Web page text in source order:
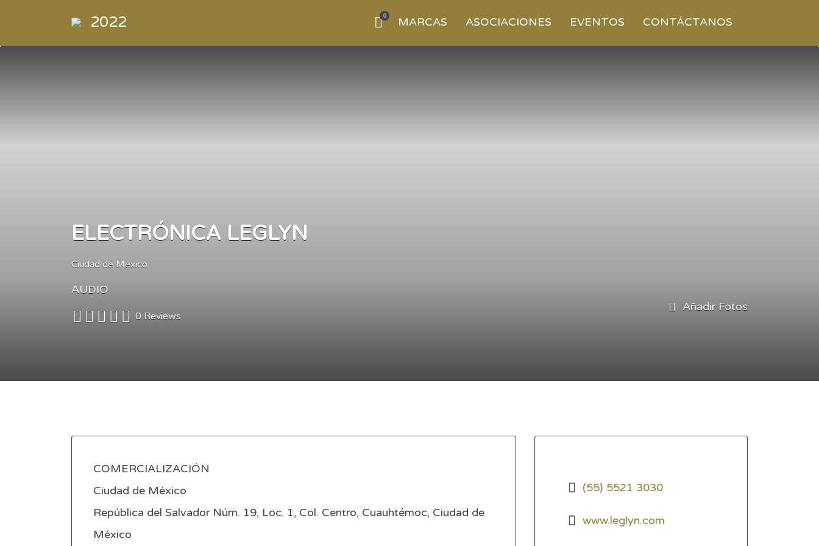
2022 0 MARCAS ASOCIACIONES EVENTOS CONTÁCTANOS
Buscar
por:
ELECTRÓNICA LEGLYN
Ciudad de México
AUDIO
0 Reviews
Añadir Fotos
COMERCIALIZACIÓN
Ciudad de México
República del Salvador Núm. 19, Loc. 1, Col. Centro, Cuauhtémoc, Ciudad de
México
(55) 5521 3030
www.leglyn.com